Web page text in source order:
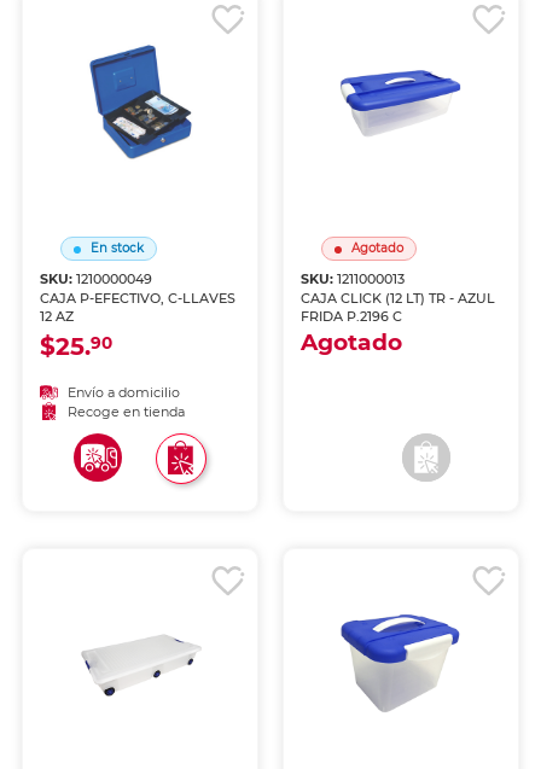
En stock
SKU:1210000049
CAJA P-EFECTIVO, C-LLAVES
12 AZ
$25.90
Envío a domicilio
Recoge en tienda
Agotado
SKU: 1211000013
CAJA CLICK (12 LT) TR - AZUL
FRIDA P.2196 C
Agotado